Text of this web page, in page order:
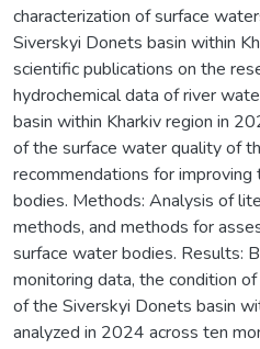
characterization of surface
Siverskyi Donets basin within
scientific publications on the
hydrochemical data of river
basin within Kharkiv region in
of the surface water quality of
recommendations for
bodies. Methods: Analysis of
methods, and methods for
surface water bodies. Results:
monitoring data, the condition
of the Siverskyi Donets basin
analyzed in 2024 across ten